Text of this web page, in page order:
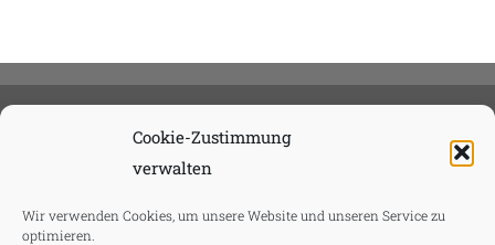
Cookie-Zustimmung
verwalten
Wir verwenden Cookies, um unsere Website und unseren Service zu
optimieren.